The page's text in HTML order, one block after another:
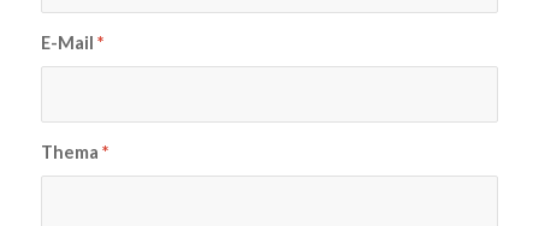
E-Mail *
Thema *